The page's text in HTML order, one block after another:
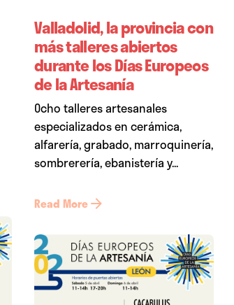
Valladolid, la provincia con
más talleres abiertos
durante los Días Europeos
de la Artesanía
Ocho talleres artesanales
especializados en cerámica,
alfarería, grabado, marroquinería,
sombrerería, ebanistería y...
Read More